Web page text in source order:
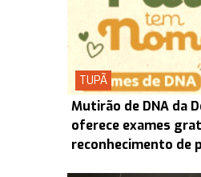
TUPÃ
Mutirão de DNA da
oferece exames
reconhecimento de